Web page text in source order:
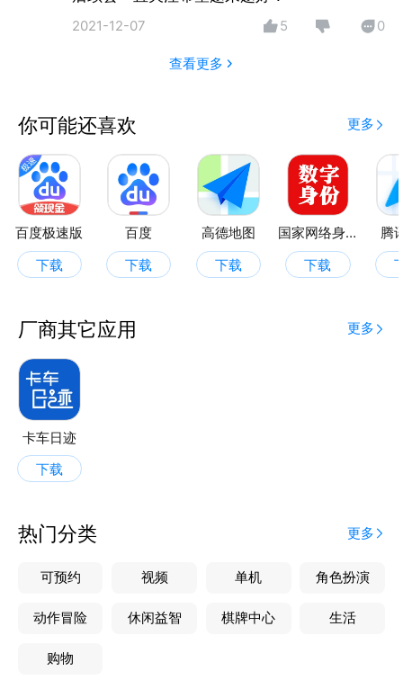
2021-12-07 5 0
查看更多
你可能还喜欢 更多
百度极速版
下载
百度
下载
高德地图
下载
国家网络身份认证
下载
腾
厂商其它应用 更多
卡车日迹
下载
热门分类 更多
可预约 视频 单机 角色扮演
动作冒险 休闲益智 棋牌中心 生活
购物